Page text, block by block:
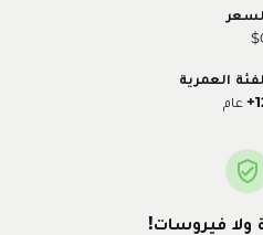
العمرية
عام
ولا فيروسات!